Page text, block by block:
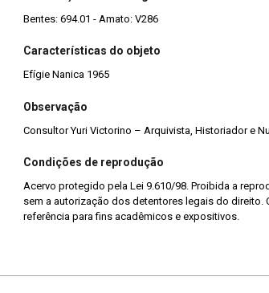
Bentes: 694.01 - Amato: V286
Características do objeto
Efígie Nanica 1965
Observação
Consultor Yuri Victorino – Arquivista, Historiador e
Condições de reprodução
Acervo protegido pela Lei 9.610/98. Proibida a
sem a autorização dos detentores legais do direito.
referência para fins acadêmicos e expositivos.